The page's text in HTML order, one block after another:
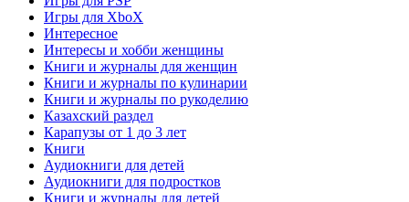
Игры для XboX
Интересное
Интересы и хобби женщины
Книги и журналы для женщин
Книги и журналы по кулинарии
Книги и журналы по рукоделию
Казахский раздел
Карапузы от 1 до 3 лет
Книги
Аудиокниги для детей
Аудиокниги для подростков
Книги и журналы для детей